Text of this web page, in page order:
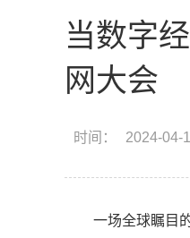
当数字
网大会
时间： 2024-04-
一场全球瞩目